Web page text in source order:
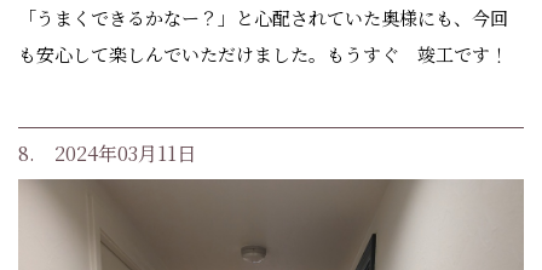
「うまくできるかなー？」と心配されていた奥様にも、今回
も安心して楽しんでいただけました。もうすぐ 竣工です！
8. 2024年03月11日